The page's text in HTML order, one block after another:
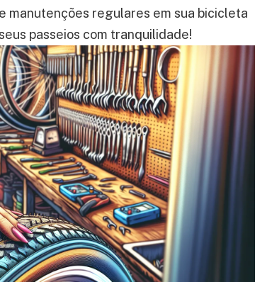
manutenções regulares em sua bicicleta
passeios com tranquilidade!